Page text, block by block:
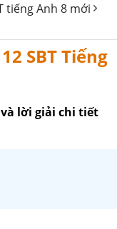
tiếng Anh 8 mới
SBT Tiếng
lời giải chi tiết